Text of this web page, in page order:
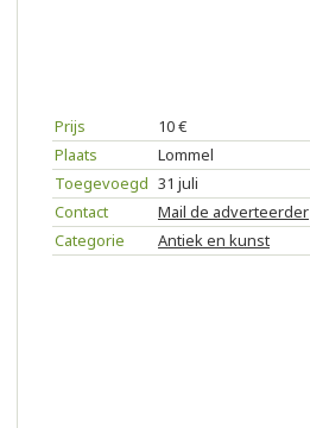
Prijs
10 €
Plaats
Lommel
Toegevoegd 31 juli
Contact
Mail de adverteerder
Categorie
Antiek en kunst